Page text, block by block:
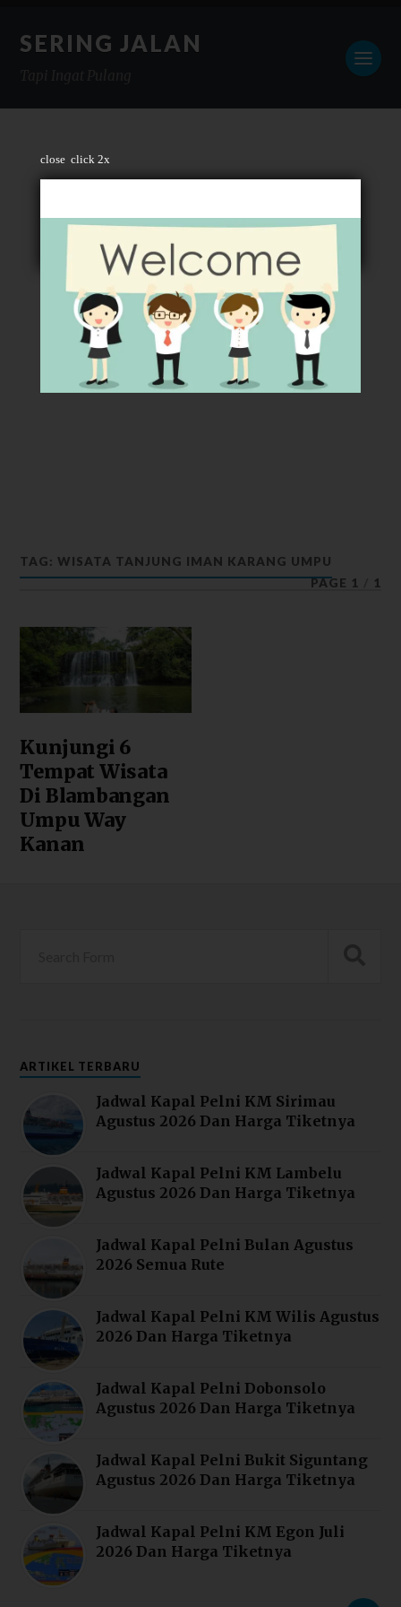
close click 2x
SERING JALAN
TAG: WISATA TANJUNG IMAN KARANG UMPU
PAGE 1
1
Kunjungi 6
Tempat Wisata
Di Blambangan
Umpu Way
Kanan
ARTIKEL TERBARU
Jadwal Kapal Pelni KM Sirimau
Agustus 2026 Dan Harga Tiketnya
Jadwal Kapal Pelni KM Lambelu
Agustus 2026 Dan Harga Tiketnya
Jadwal Kapal Pelni Bulan Agustus
2026 Semua Rute
Jadwal Kapal Pelni KM Wilis Agustus
2026 Dan Harga Tiketnya
Jadwal Kapal Pelni Dobonsolo
Agustus 2026 Dan Harga Tiketnya
Jadwal Kapal Pelni Bukit Siguntang
Agustus 2026 Dan Harga Tiketnya
Jadwal Kapal Pelni KM Egon Juli
2026 Dan Harga Tiketnya